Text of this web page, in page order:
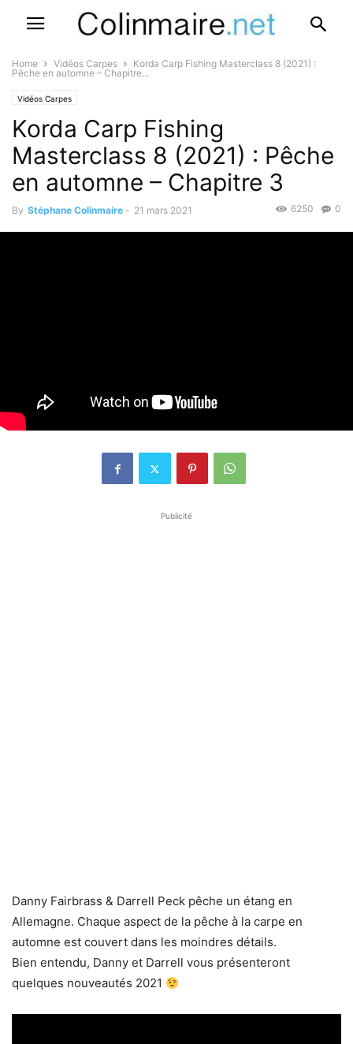
Home Vidéos Carpes
Korda Carp Fishing Masterclass 8 (2021) :
Pêche en automne – Chapitre...
Vidéos Carpes
Korda Carp Fishing
Masterclass 8 (2021) : Pêche
en automne – Chapitre 3
By Stéphane Colinmaire - 21 mars 2021 0
6250
Publicité
Danny Fairbrass & Darrell Peck pêche un étang en
Allemagne. Chaque aspect de la pêche à la carpe en
automne est couvert dans les moindres détails.
Bien entendu, Danny et Darrell vous présenteront
quelques nouveautés 2021